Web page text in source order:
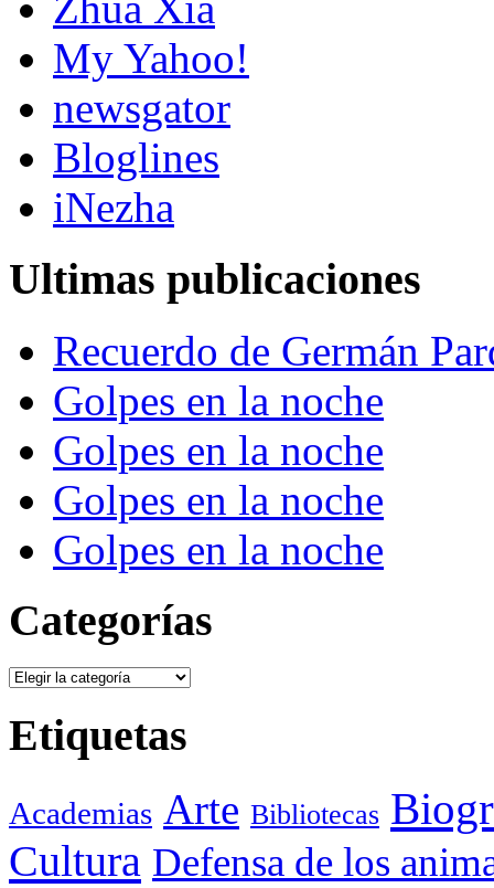
My Yahoo!
newsgator
Bloglines
iNezha
Ultimas publicaciones
Recuerdo de Germán
Golpes en la noche
Golpes en la noche
Golpes en la noche
Golpes en la noche
Categorías
Categorías
Etiquetas
Academias Arte Bibliotecas
Cultura Defensa de los